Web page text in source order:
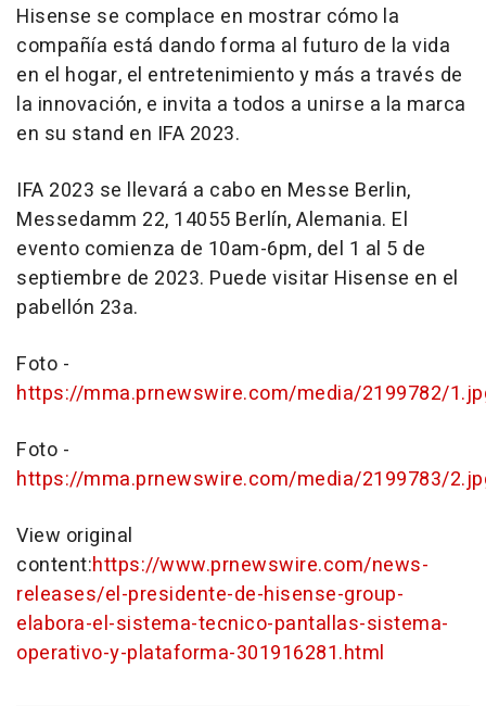
Hisense se complace en mostrar cómo la
compañía está dando forma al futuro de la vida
en el hogar, el entretenimiento y más a través de
la innovación, e invita a todos a unirse a la marca
en su stand en IFA 2023.
IFA 2023 se llevará a cabo en Messe Berlin,
Messedamm 22, 14055 Berlín, Alemania. El
evento comienza de 10am-6pm, del 1 al 5 de
septiembre de 2023. Puede visitar Hisense en el
pabellón 23a.
Foto -
https://mma.prnewswire.com/media/2199782/
Foto -
https://mma.prnewswire.com/media/2199783/
View original
content:https://www.prnewswire.com/news-
releases/el-presidente-de-hisense-group-
elabora-el-sistema-tecnico-pantallas-sistema-
operativo-y-plataforma-301916281.html